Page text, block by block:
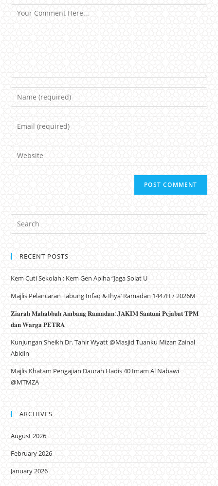
Comment
Name
Email
Website
RECENT POSTS
Kem Cuti Sekolah : Kem Gen Aplha “Jaga Solat U
Majlis Pelancaran Tabung Infaq & Ihya’ Ramadan 1447H / 2026M
𝐙𝐢𝐚𝐫𝐚𝐡 𝐌𝐚𝐡𝐚𝐛𝐛𝐚𝐡 𝐀𝐦𝐛𝐚𝐧𝐠 𝐑𝐚𝐦𝐚𝐝𝐚𝐧: 𝐉𝐀𝐊𝐈𝐌 𝐒𝐚𝐧𝐭𝐮𝐧𝐢 𝐏𝐞𝐣𝐚𝐛𝐚𝐭 𝐓𝐏𝐌
𝐝𝐚𝐧 𝐖𝐚𝐫𝐠𝐚 𝐏𝐄𝐓𝐑𝐀
Kunjungan Sheikh Dr. Tahir Wyatt @Masjid Tuanku Mizan Zainal
Abidin
Majlis Khatam Pengajian Daurah Hadis 40 Imam Al Nabawi
@MTMZA
ARCHIVES
August 2026
February 2026
January 2026